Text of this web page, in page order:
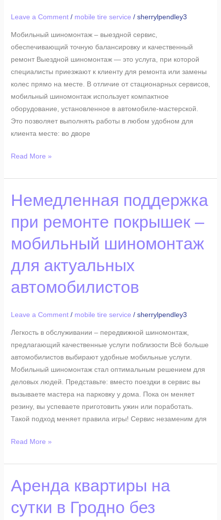
Leave a Comment / mobile tire service / sherrylpendley3
Мобильный шиномонтаж – выездной сервис,
обеспечивающий точную балансировку и качественный
ремонт Выездной шиномонтаж — это услуга, при которой
специалисты приезжают к клиенту для ремонта или замены
колес прямо на месте. В отличие от стационарных сервисов,
мобильный шиномонтаж использует компактное
оборудование, установленное в автомобиле-мастерской.
Это позволяет выполнять работы в любом удобном для
клиента месте: во дворе
Read More »
Немедленная поддержка
при ремонте покрышек –
мобильный шиномонтаж
для актуальных
автомобилистов
Leave a Comment / mobile tire service / sherrylpendley3
Легкость в обслуживании – передвижной шиномонтаж,
предлагающий качественные услуги поблизости Всё больше
автомобилистов выбирают удобные мобильные услуги.
Мобильный шиномонтаж стал оптимальным решением для
деловых людей. Представьте: вместо поездки в сервис вы
вызываете мастера на парковку у дома. Пока он меняет
резину, вы успеваете приготовить ужин или поработать.
Такой подход меняет правила игры! Сервис незаменим для
Немедленная
поддержка
при
ремонте
покрышек
мобильный
для
автомобилистов
Read More »
Аренда квартиры на
сутки в Гродно без
Аренда
квартиры
на
сутки